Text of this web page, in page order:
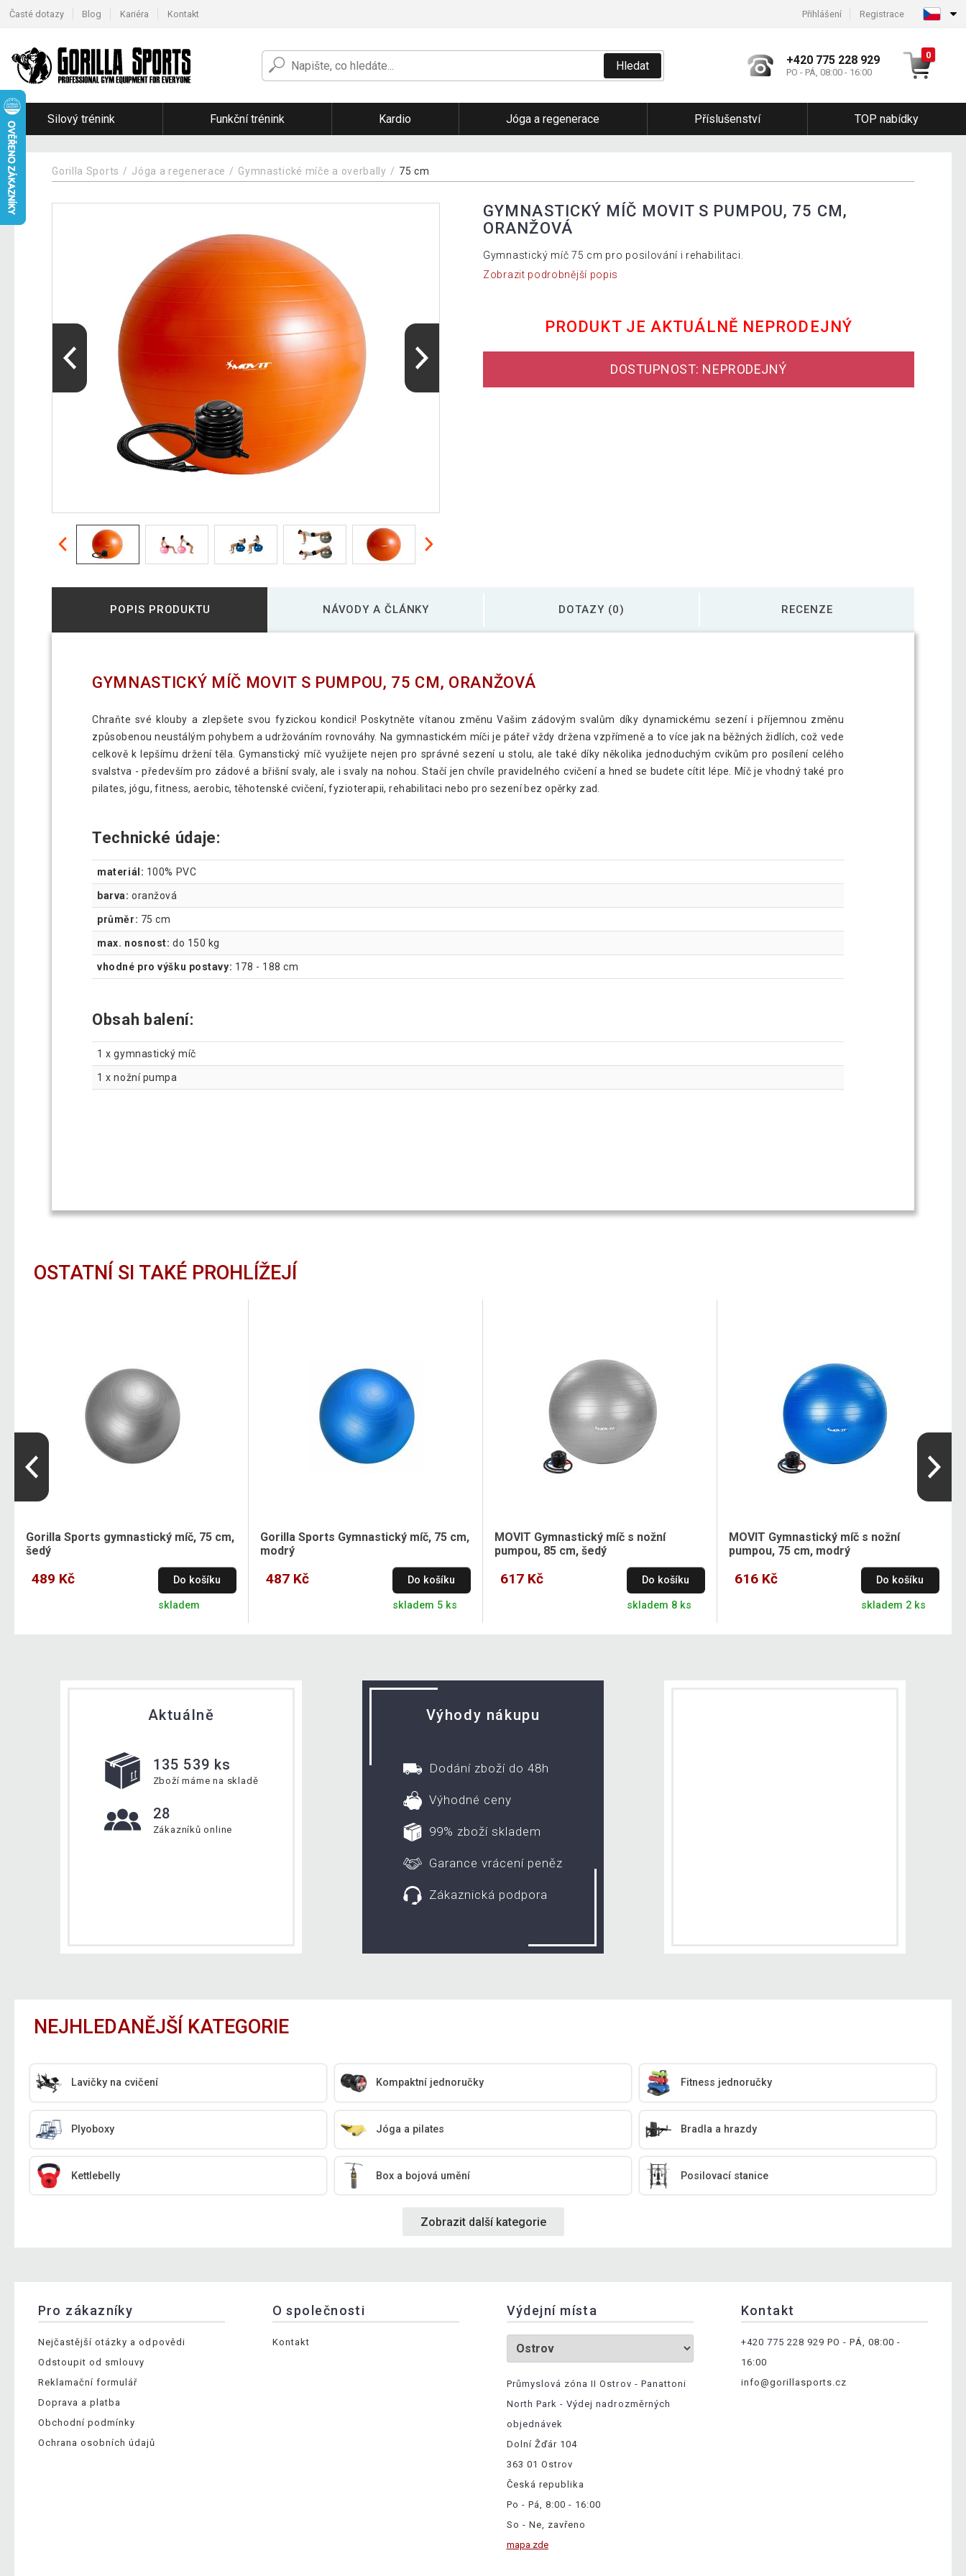
Časté dotazy Blog Kariéra Kontakt Přihlášení Registrace
Hledat +420 775 228 929
PO - PÁ, 08:00 - 16:00
0
Silový trénink Funkční trénink Kardio Jóga a regenerace Příslušenství TOP nabídky
Gorilla Sports Jóga a regenerace Gymnastické míče a overbally 75 cm
GYMNASTICKÝ MÍČ MOVIT S PUMPOU, 75 CM,
ORANŽOVÁ
Gymnastický míč 75 cm pro posilování i rehabilitaci.
Zobrazit podrobnější popis
PRODUKT JE AKTUÁLNĚ NEPRODEJNÝ
DOSTUPNOST: NEPRODEJNÝ
POPIS PRODUKTU NÁVODY A ČLÁNKY DOTAZY (0) RECENZE
GYMNASTICKÝ MÍČ MOVIT S PUMPOU, 75 CM, ORANŽOVÁ
Chraňte své klouby a zlepšete svou fyzickou kondici! Poskytněte vítanou změnu Vašim zádovým svalům díky dynamickému sezení i příjemnou změnu
způsobenou neustálým pohybem a udržováním rovnováhy. Na gymnastickém míči je páteř vždy držena vzpřímeně a to více jak na běžných židlích, což vede
celkově k lepšímu držení těla. Gymanstický míč využijete nejen pro správné sezení u stolu, ale také díky několika jednoduchým cvikům pro posílení celého
svalstva - především pro zádové a břišní svaly, ale i svaly na nohou. Stačí jen chvíle pravidelného cvičení a hned se budete cítit lépe. Míč je vhodný také pro
pilates, jógu, fitness, aerobic, těhotenské cvičení, fyzioterapii, rehabilitaci nebo pro sezení bez opěrky zad.
Technické údaje:
materiál: 100% PVC
barva:oranžová
průměr: 75 cm
max. nosnost: do 150 kg
vhodné pro výšku postavy: 178 - 188 cm
Obsah balení:
1 x gymnastický míč
1 x nožní pumpa
OSTATNÍ SI TAKÉ PROHLÍŽEJÍ
Gorilla Sports gymnastický míč, 75 cm,
šedý
489 Kč Do košíku
skladem
Gorilla Sports Gymnastický míč, 75 cm,
modrý
487 Kč Do košíku
skladem 5 ks
MOVIT Gymnastický míč s nožní
pumpou, 85 cm, šedý
617 Kč Do košíku
skladem 8 ks
MOVIT Gymnastický míč s nožní
pumpou, 75 cm, modrý
616 Kč Do košíku
skladem 2 ks
Aktuálně
135 539 ks
Zboží máme na skladě
28
Zákazníků online
Výhody nákupu
Dodání zboží do 48h
Výhodné ceny
99% zboží skladem
Garance vrácení peněz
Zákaznická podpora
NEJHLEDANĚJŠÍ KATEGORIE
Lavičky na cvičení Kompaktní jednoručky Fitness jednoručky
Plyoboxy Jóga a pilates Bradla a hrazdy
Kettlebelly Box a bojová umění Posilovací stanice
Zobrazit další kategorie
Pro zákazníky
Nejčastější otázky a odpovědi
Odstoupit od smlouvy
Reklamační formulář
Doprava a platba
Obchodní podmínky
Ochrana osobních údajů
O společnosti
Kontakt
Výdejní místa
Průmyslová zóna II Ostrov - Panattoni
North Park - Výdej nadrozměrných
objednávek
Dolní Žďár 104
363 01 Ostrov
Česká republika
Po - Pá, 8:00 - 16:00
So - Ne, zavřeno
mapa zde
Kontakt
+420 775 228 929 PO - PÁ, 08:00 -
16:00
info@gorillasports.cz